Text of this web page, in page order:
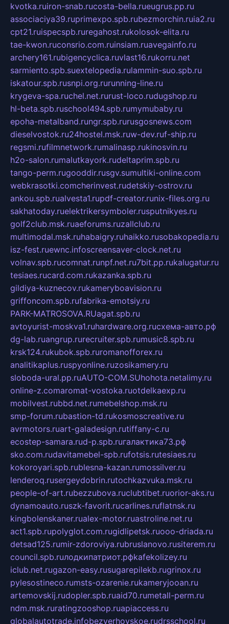
kvotka.ruiron-snab.rucosta-bella.rueugrus.pp.ru
associaciya39.ruprimexpo.spb.rubezmorchin.ruia2.ru
cpt21.ruispecspb.ruregahost.rukolosok-elita.ru
tae-kwon.ruconsrio.com.ruinsiam.ruavegainfo.ru
archery161.rubigencyclica.ruvlast16.rukorru.net
sarmiento.spb.suextelopedia.rulammin-suo.spb.ru
iskatour.spb.rusnpi.org.rurunning-line.ru
krygeva-spa.ruchel.net.rurust-loco.rudugshop.ru
hl-beta.spb.ruschool494.spb.rumymubaby.ru
epoha-metalband.rungr.spb.rurusgosnews.com
dieselvostok.ru24hostel.msk.ruw-dev.ruf-ship.ru
regsmi.rufilmnetwork.rumalinasp.rukinosvin.ru
h2o-salon.rumalutkayork.rudeltaprim.spb.ru
tango-perm.rugooddir.rusgv.sumultiki-online.com
webkrasotki.comcherinvest.rudetskiy-ostrov.ru
ankou.spb.rualvesta1.rupdf-creator.runix-files.org.ru
sakhatoday.ruelektrikersymboler.rusputnikyes.ru
golf2club.msk.ruaeforums.ruzallclub.ru
multimodal.msk.ruhabaigry.ruhaikko.rusobakopedia.ru
isz-fest.ruewnc.infoscreensaver-clock.net.ru
volnav.spb.rucomnat.runpf.net.ru7bit.pp.rukalugatur.ru
tesiaes.rucard.com.rukazanka.spb.ru
gildiya-kuznecov.rukameryboavision.ru
griffoncom.spb.rufabrika-emotsiy.ru
PARK-MATROSOVA.RUagat.spb.ru
avtoyurist-moskva1.ruhardware.org.ruсхема-авто.рф
dg-lab.ruangrup.rurecruiter.spb.rumusic8.spb.ru
krsk124.rukubok.spb.ruromanofforex.ru
analitikaplus.ruspyonline.ruzosikamery.ru
sloboda-ural.pp.ruAUTO-COM.SUhohota.netalimy.ru
online-z.comaromat-vostoka.ruotdelkaexp.ru
mobilvest.rubbd.net.rumebelshop.msk.ru
smp-forum.rubastion-td.rukosmoscreative.ru
avrmotors.ruart-galadesign.rutiffany-c.ru
ecostep-samara.rud-p.spb.ruгалактика73.рф
sko.com.rudavitamebel-spb.rufotsis.rutesiaes.ru
kokoroyari.spb.rublesna-kazan.rumossilver.ru
lenderoq.rusergeydobrin.rutochkazvuka.msk.ru
people-of-art.rubezzubova.ruclubtibet.ruorior-aks.ru
dynamoauto.ruszk-favorit.rucarlines.ruflatnsk.ru
kingbolenskaner.rualex-motor.ruastroline.net.ru
act1.spb.rupolyglot.com.rugidlipetsk.ruooo-driada.ru
detsad125.rumir-zdoroviya.rubruslanovo.rusiterem.ru
council.spb.ruлодкипатриот.рфkafekolizey.ru
iclub.net.rugazon-easy.rusugarepilekb.rugrinox.ru
pylesostineco.rumsts-ozarenie.rukameryjooan.ru
artemovskij.rudopler.spb.ruaid70.rumetall-perm.ru
ndm.msk.ruratingzooshop.ruapiaccess.ru
globalautotrade.infobezverhovskoe.rudrsschool.ru